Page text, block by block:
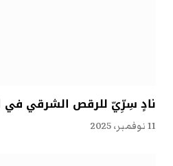
نادٍ سِرِّيّ للرقص الشرقي في
11 نوفمبر، 2025